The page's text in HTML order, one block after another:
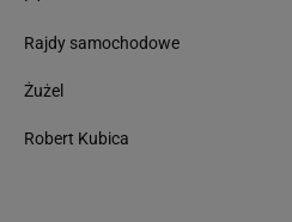
Rajdy samochodowe
Żużel
Robert Kubica